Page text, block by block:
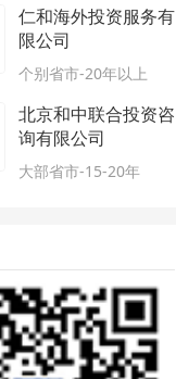
仁和海外投资服务有
限公司
个别省市-20年以上
北京和中联合投资咨
询有限公司
大部省市-15-20年